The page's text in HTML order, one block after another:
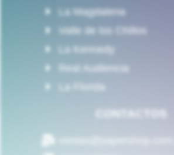
La Magdalena
Valle de los Chillos
La Kennedy
Real Audiencia
La Florida
CONTACTOS